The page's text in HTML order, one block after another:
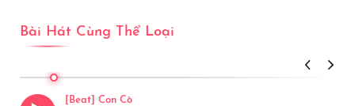
Bài Hát Cùng Thể Loại
[Beat] Con Cò